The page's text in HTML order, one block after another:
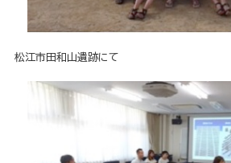
松江市田和山遺跡にて